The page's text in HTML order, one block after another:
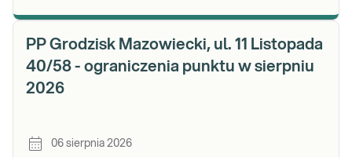
PP Grodzisk Mazowiecki, ul. 11 Listopada
40/58 - ograniczenia punktu w sierpniu
2026
06 sierpnia 2026